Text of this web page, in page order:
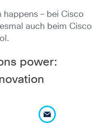
happens – bei Cisco
auch beim Cisco
power: